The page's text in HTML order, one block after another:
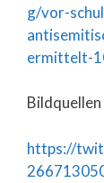
g/vor-
ermittelt-
https://